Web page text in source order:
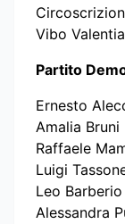
Vibo
Partito
Ernesto
Amalia Bruni
Raffaele
Luigi
Leo Barberio
Alessandra